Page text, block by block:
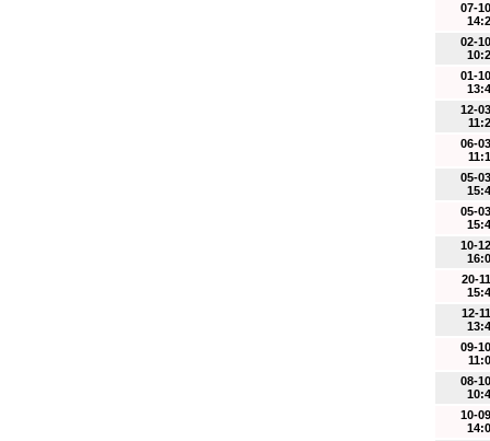
07-
02-
01-
12-
06-
05-
05-
10-
20-
12-
09-
08-
10-